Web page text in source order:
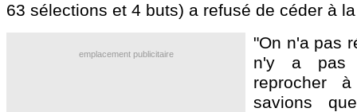
63 sélections et 4 buts) a refusé de céder à
emplacement publicitaire
"On n'a pas
n'y a pas
reprocher
savions